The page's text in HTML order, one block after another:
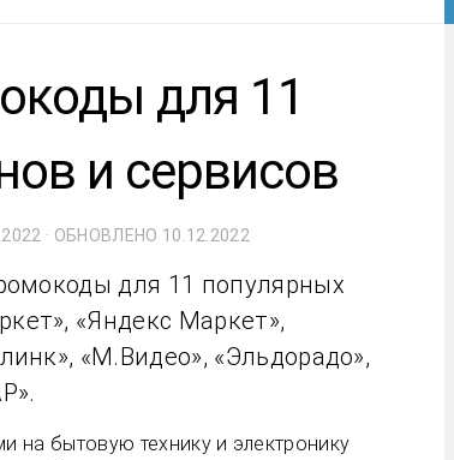
для 11
и сервисов
· ОБНОВЛЕНО 10.12.2022
для 11 популярных
«Яндекс Маркет»,
«М.Видео», «Эльдорадо»,